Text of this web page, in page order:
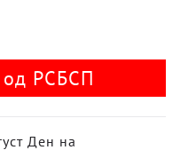
од РСБСП
Ден на